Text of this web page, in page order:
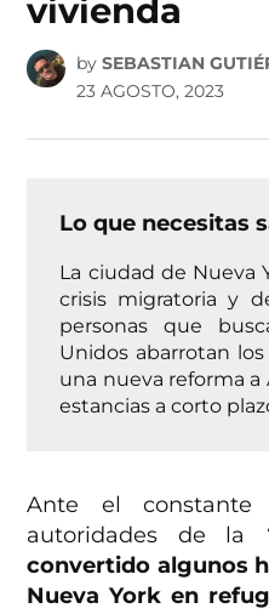
vivienda
by SEBASTIAN
23 AGOSTO, 2023
Lo que necesitas
La ciudad de Nueva
crisis migratoria y
personas que
Unidos abarrotan
una nueva reforma
estancias a corto
Ante el constante
autoridades de la
convertido algunos
Nueva York en